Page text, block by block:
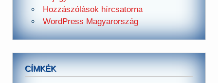
Hozzászólások hírcsatorna
WordPress Magyarország
CÍMKÉK